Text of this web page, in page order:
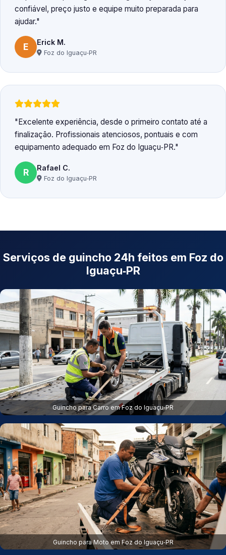
confiável, preço justo e equipe muito preparada para
ajudar.
E Erick M.
Foz do Iguaçu‑PR
Excelente experiência, desde o primeiro contato até a
finalização. Profissionais atenciosos, pontuais e com
equipamento adequado em Foz do Iguaçu‑PR.
R Rafael C.
Foz do Iguaçu‑PR
Serviços de guincho 24h feitos em Foz do
Iguaçu‑PR
Guincho para Carro em Foz do Iguaçu‑PR
Guincho para Moto em Foz do Iguaçu‑PR